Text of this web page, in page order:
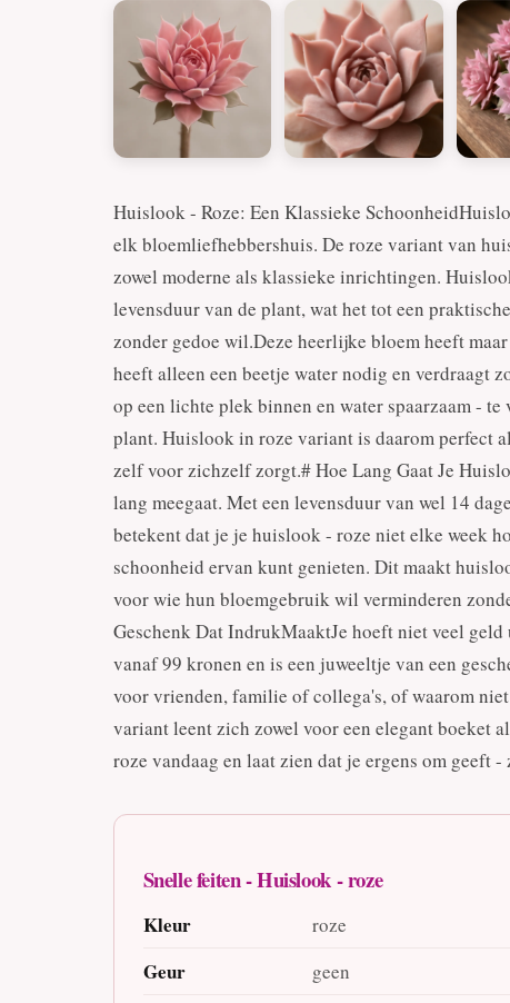
Huislook - Roze: Een Klassieke
elk bloemliefhebbershuis. De roze variant van
zowel moderne als klassieke inrichtingen.
levensduur van de plant, wat het tot een
zonder gedoe wil.Deze heerlijke bloem heeft
heeft alleen een beetje water nodig en verdraagt
op een lichte plek binnen en water spaarzaam -
plant. Huislook in roze variant is daarom perfect
zelf voor zichzelf zorgt.# Hoe Lang Gaat Je
lang meegaat. Met een levensduur van wel 14
betekent dat je je huislook - roze niet elke week
schoonheid ervan kunt genieten. Dit maakt
voor wie hun bloemgebruik wil verminderen
Geschenk Dat IndrukMaaktJe hoeft niet veel
vanaf 99 kronen en is een juweeltje van een
voor vrienden, familie of collega's, of waarom
variant leent zich zowel voor een elegant boeket
roze vandaag en laat zien dat je ergens om geeft
Snelle feiten - Huislook - roze
Kleur roze
Geur geen